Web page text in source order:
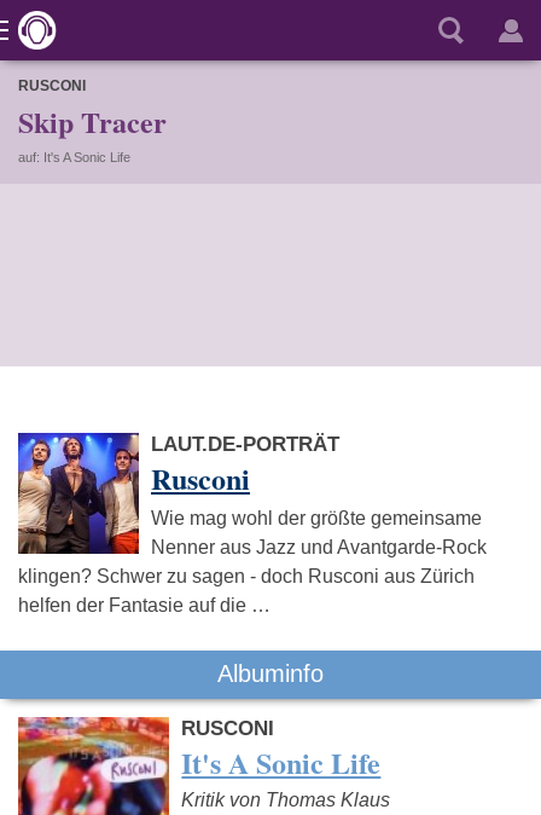
RUSCONI
Skip Tracer
auf: It's A Sonic Life
LAUT.DE-PORTRÄT
Rusconi
Wie mag wohl der größte gemeinsame
Nenner aus Jazz und Avantgarde-Rock
klingen? Schwer zu sagen - doch Rusconi aus Zürich
helfen der Fantasie auf die …
Albuminfo
RUSCONI
It's A Sonic Life
Kritik von Thomas Klaus